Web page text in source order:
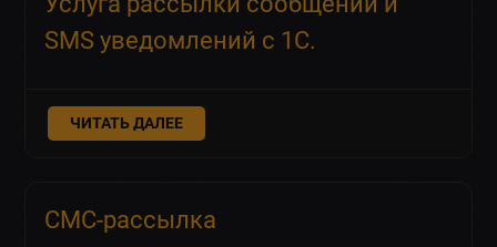
SMS уведомлений с 1С.
ЧИТАТЬ ДАЛЕЕ
СМС-рассылка